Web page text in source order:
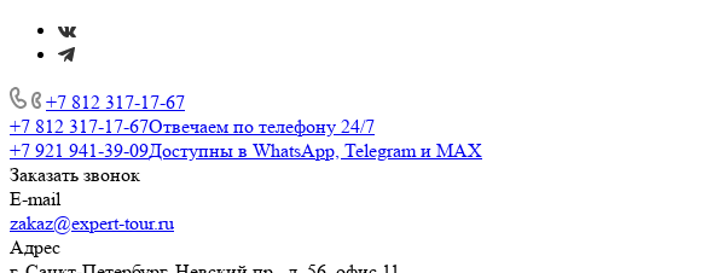
+7 812 317-17-67
+7 812 317-17-67Отвечаем по телефону 24/7
+7 921 941-39-09Доступны в WhatsApp, Telegram и MAX
Заказать звонок
E-mail
zakaz@expert-tour.ru
Адрес